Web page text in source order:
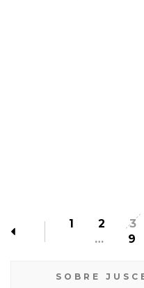
1 2 3
…
9
SOBRE